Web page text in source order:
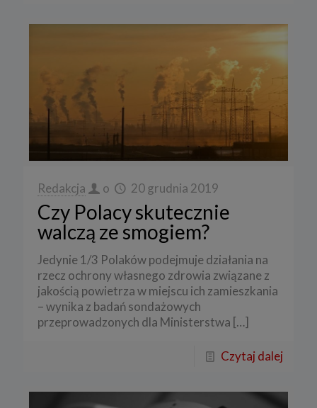
Redakcja o 20 grudnia 2019
Czy Polacy skutecznie
walczą ze smogiem?
Jedynie 1/3 Polaków podejmuje działania na
rzecz ochrony własnego zdrowia związane z
jakością powietrza w miejscu ich zamieszkania
– wynika z badań sondażowych
przeprowadzonych dla Ministerstwa […]
Czytaj dalej